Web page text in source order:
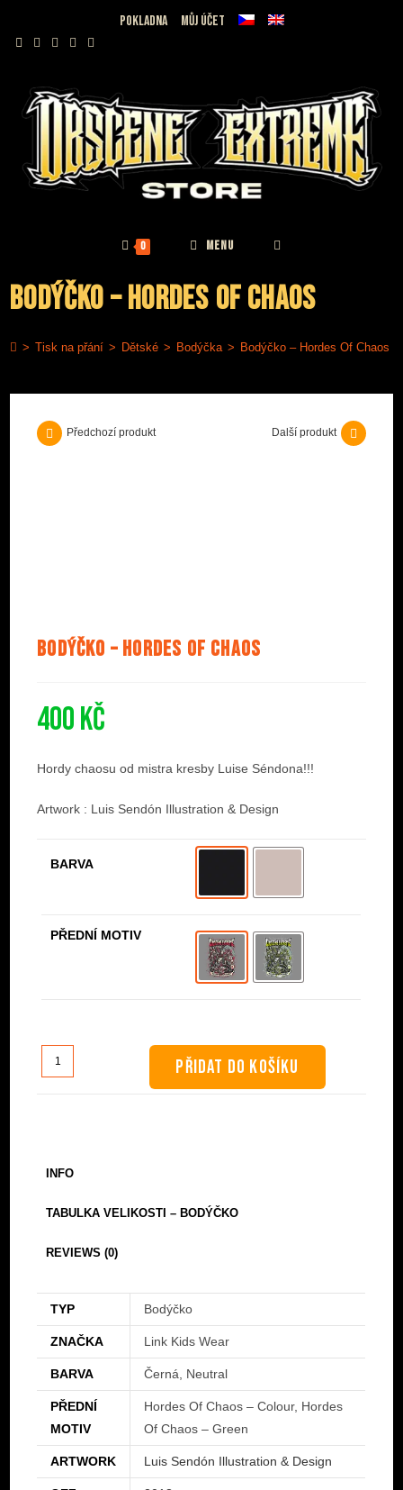
Pokladna Můj účet
0 MENU
Bodýčko – Hordes Of Chaos
> Tisk na přání > Dětské > Bodýčka > Bodýčko – Hordes Of Chaos
Předchozí produkt Další produkt
Bodýčko – Hordes Of Chaos
400Kč
Hordy chaosu od mistra kresby Luise Séndona!!!
Artwork : Luis Sendón Illustration & Design
BARVA
PŘEDNÍ MOTIV
Bodýčko
-
množství
PŘIDAT DO KOŠÍKU
INFO
TABULKA VELIKOSTI – BODÝČKO
REVIEWS (0)
TYP Bodýčko
ZNAČKA Link Kids Wear
BARVA Černá, Neutral
PŘEDNÍ
MOTIV
Hordes Of Chaos – Colour, Hordes
Of Chaos – Green
ARTWORK Luis Sendón Illustration & Design